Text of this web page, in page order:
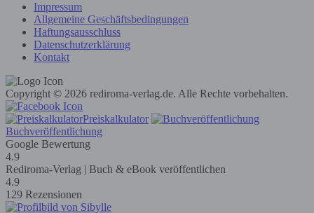
Impressum
Allgemeine Geschäftsbedingungen
Haftungsausschluss
Datenschutzerklärung
Kontakt
Copyright © 2026 rediroma-verlag.de. Alle Rechte vorbehalten.
Preiskalkulator
Buchveröffentlichung
Google Bewertung
4.9
Rediroma-Verlag | Buch & eBook veröffentlichen
4.9
129 Rezensionen